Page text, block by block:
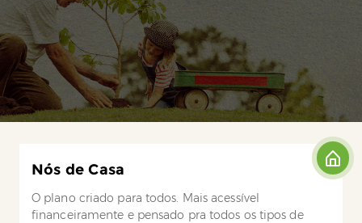
Nós de Casa
O plano criado para todos. Mais acessível
financeiramente e pensado pra todos os tipos de